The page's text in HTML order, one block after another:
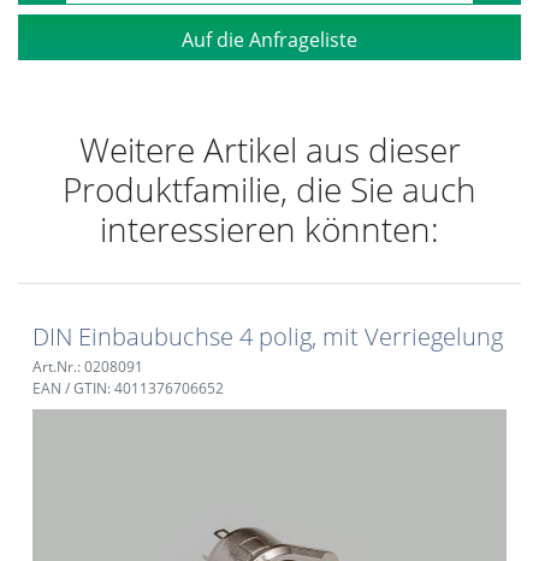
Auf die Anfrageliste
Weitere Artikel aus dieser
Produktfamilie, die Sie auch
interessieren könnten:
DIN Einbaubuchse 4 polig, mit Verriegelung
Art.Nr.: 0208091
EAN / GTIN: 4011376706652